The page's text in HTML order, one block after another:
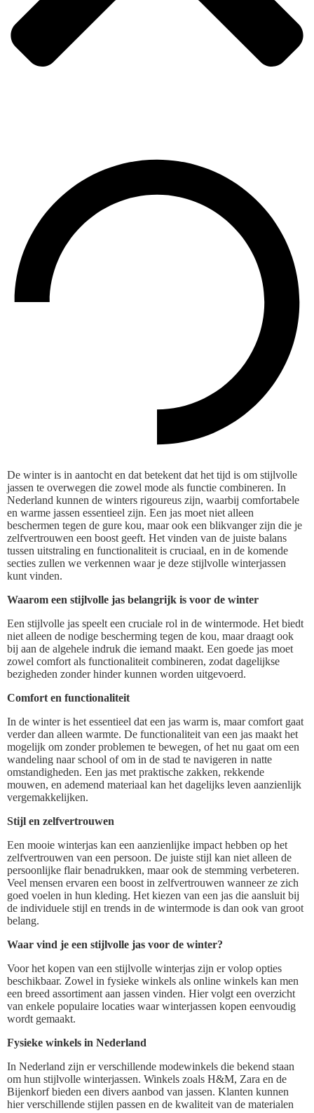
De winter is in aantocht en dat betekent dat het tijd is om stijlvolle
jassen te overwegen die zowel mode als functie combineren. In
Nederland kunnen de winters rigoureus zijn, waarbij comfortabele
en warme jassen essentieel zijn. Een jas moet niet alleen
beschermen tegen de gure kou, maar ook een blikvanger zijn die je
zelfvertrouwen een boost geeft. Het vinden van de juiste balans
tussen uitstraling en functionaliteit is cruciaal, en in de komende
secties zullen we verkennen waar je deze stijlvolle winterjassen
kunt vinden.
Waarom een stijlvolle jas belangrijk is voor de winter
Een stijlvolle jas speelt een cruciale rol in de wintermode. Het biedt
niet alleen de nodige bescherming tegen de kou, maar draagt ook
bij aan de algehele indruk die iemand maakt. Een goede jas moet
zowel comfort als functionaliteit combineren, zodat dagelijkse
bezigheden zonder hinder kunnen worden uitgevoerd.
Comfort en functionaliteit
In de winter is het essentieel dat een jas warm is, maar comfort gaat
verder dan alleen warmte. De functionaliteit van een jas maakt het
mogelijk om zonder problemen te bewegen, of het nu gaat om een
wandeling naar school of om in de stad te navigeren in natte
omstandigheden. Een jas met praktische zakken, rekkende
mouwen, en ademend materiaal kan het dagelijks leven aanzienlijk
vergemakkelijken.
Stijl en zelfvertrouwen
Een mooie winterjas kan een aanzienlijke impact hebben op het
zelfvertrouwen van een persoon. De juiste stijl kan niet alleen de
persoonlijke flair benadrukken, maar ook de stemming verbeteren.
Veel mensen ervaren een boost in zelfvertrouwen wanneer ze zich
goed voelen in hun kleding. Het kiezen van een jas die aansluit bij
de individuele stijl en trends in de wintermode is dan ook van groot
belang.
Waar vind je een stijlvolle jas voor de winter?
Voor het kopen van een stijlvolle winterjas zijn er volop opties
beschikbaar. Zowel in fysieke winkels als online winkels kan men
een breed assortiment aan jassen vinden. Hier volgt een overzicht
van enkele populaire locaties waar winterjassen kopen eenvoudig
wordt gemaakt.
Fysieke winkels in Nederland
In Nederland zijn er verschillende modewinkels die bekend staan
om hun stijlvolle winterjassen. Winkels zoals H&M, Zara en de
Bijenkorf bieden een divers aanbod van jassen. Klanten kunnen
hier verschillende stijlen passen en de kwaliteit van de materialen